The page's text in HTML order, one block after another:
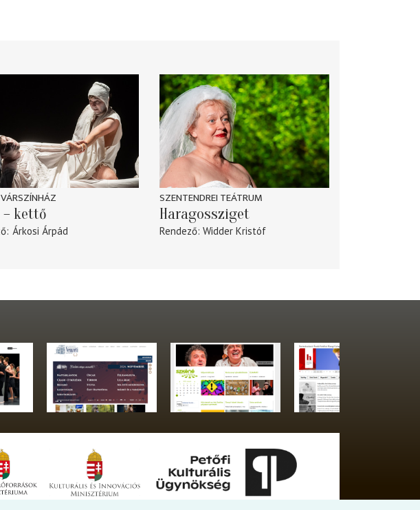
kettő
Árkosi Árpád
SZENTENDREI TEÁTRUM
Haragossziget
Rendező Widder Kristóf